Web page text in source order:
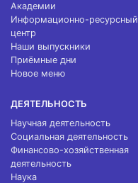
Академии
Информационно-ресурсный
центр
Наши выпускники
Приёмные дни
Новое меню
ДЕЯТЕЛЬНОСТЬ
Научная деятельность
Социальная деятельность
Финансово-хозяйственная
деятельность
Наука